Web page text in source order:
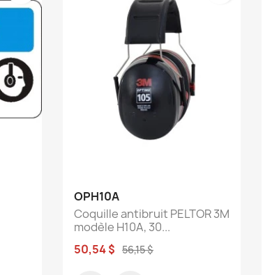

OPH10A
Coquille antibruit PELTOR 3M
modèle H10A, 30...
50,54 $ 56,15 $